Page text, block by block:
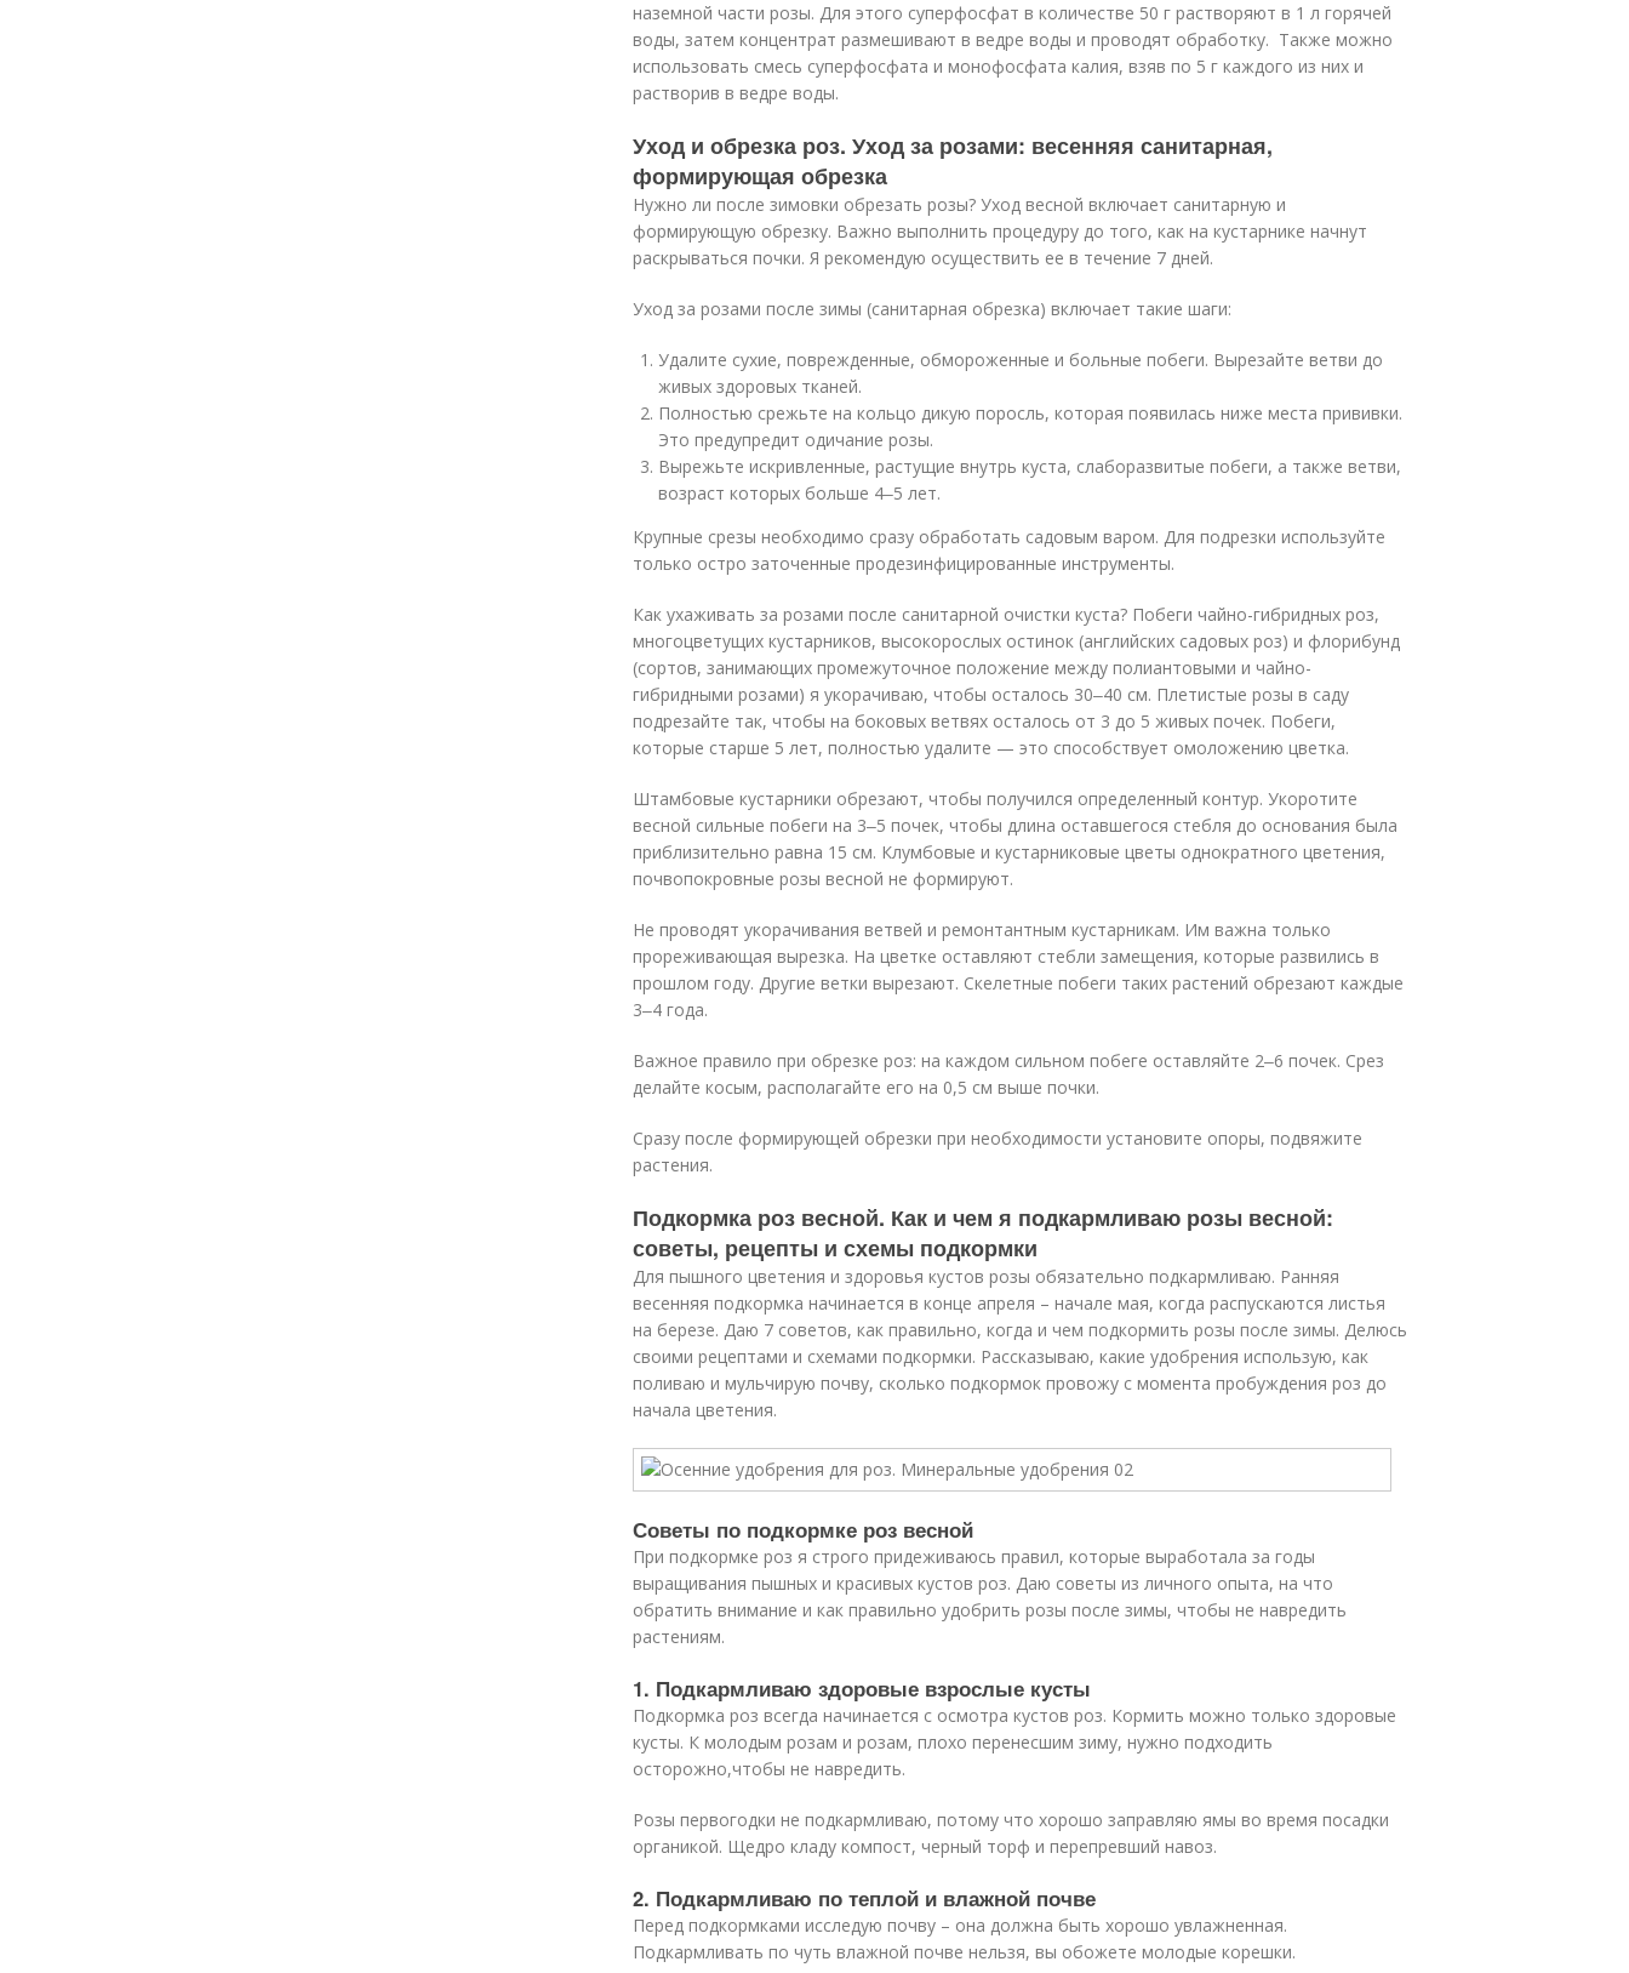
наземной части розы. Для этого суперфосфат в количестве 50 г растворяют в 1 л горячей
воды, затем концентрат размешивают в ведре воды и проводят обработку. Также можно
использовать смесь суперфосфата и монофосфата калия, взяв по 5 г каждого из них и
растворив в ведре воды.
Уход и обрезка роз. Уход за розами: весенняя санитарная,
формирующая обрезка
Нужно ли после зимовки обрезать розы? Уход весной включает санитарную и
формирующую обрезку. Важно выполнить процедуру до того, как на кустарнике начнут
раскрываться почки. Я рекомендую осуществить ее в течение 7 дней.
Уход за розами после зимы (санитарная обрезка) включает такие шаги:
Удалите сухие, поврежденные, обмороженные и больные побеги. Вырезайте ветви до
живых здоровых тканей.
Полностью срежьте на кольцо дикую поросль, которая появилась ниже места прививки.
Это предупредит одичание розы.
Вырежьте искривленные, растущие внутрь куста, слаборазвитые побеги, а также ветви,
возраст которых больше 4‒5 лет.
Крупные срезы необходимо сразу обработать садовым варом. Для подрезки используйте
только остро заточенные продезинфицированные инструменты.
Как ухаживать за розами после санитарной очистки куста? Побеги чайно-гибридных роз,
многоцветущих кустарников, высокорослых остинок (английских садовых роз) и флорибунд
(сортов, занимающих промежуточное положение между полиантовыми и чайно-
гибридными розами) я укорачиваю, чтобы осталось 30‒40 см. Плетистые розы в саду
подрезайте так, чтобы на боковых ветвях осталось от 3 до 5 живых почек. Побеги,
которые старше 5 лет, полностью удалите — это способствует омоложению цветка.
Штамбовые кустарники обрезают, чтобы получился определенный контур. Укоротите
весной сильные побеги на 3‒5 почек, чтобы длина оставшегося стебля до основания была
приблизительно равна 15 см. Клумбовые и кустарниковые цветы однократного цветения,
почвопокровные розы весной не формируют.
Не проводят укорачивания ветвей и ремонтантным кустарникам. Им важна только
прореживающая вырезка. На цветке оставляют стебли замещения, которые развились в
прошлом году. Другие ветки вырезают. Скелетные побеги таких растений обрезают каждые
3‒4 года.
Важное правило при обрезке роз: на каждом сильном побеге оставляйте 2‒6 почек. Срез
делайте косым, располагайте его на 0,5 см выше почки.
Сразу после формирующей обрезки при необходимости установите опоры, подвяжите
растения.
Подкормка роз весной. Как и чем я подкармливаю розы весной:
советы, рецепты и схемы подкормки
Для пышного цветения и здоровья кустов розы обязательно подкармливаю. Ранняя
весенняя подкормка начинается в конце апреля – начале мая, когда распускаются листья
на березе. Даю 7 советов, как правильно, когда и чем подкормить розы после зимы. Делюсь
своими рецептами и схемами подкормки. Рассказываю, какие удобрения использую, как
поливаю и мульчирую почву, сколько подкормок провожу с момента пробуждения роз до
начала цветения.
Советы по подкормке роз весной
При подкормке роз я строго придеживаюсь правил, которые выработала за годы
выращивания пышных и красивых кустов роз. Даю советы из личного опыта, на что
обратить внимание и как правильно удобрить розы после зимы, чтобы не навредить
растениям.
1. Подкармливаю здоровые взрослые кусты
Подкормка роз всегда начинается с осмотра кустов роз. Кормить можно только здоровые
кусты. К молодым розам и розам, плохо перенесшим зиму, нужно подходить
осторожно,чтобы не навредить.
Розы первогодки не подкармливаю, потому что хорошо заправляю ямы во время посадки
органикой. Щедро кладу компост, черный торф и перепревший навоз.
2. Подкармливаю по теплой и влажной почве
Перед подкормками исследую почву – она должна быть хорошо увлажненная.
Подкармливать по чуть влажной почве нельзя, вы обожете молодые корешки.